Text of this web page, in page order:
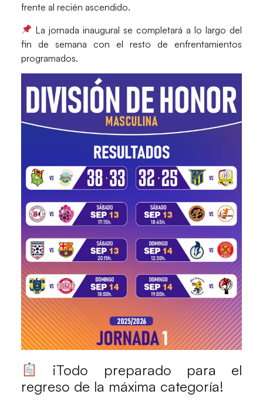
frente al recién ascendido.
La jornada inaugural se completará a lo largo del
fin de semana con el resto de enfrentamientos
programados.
¡Todo preparado para el
regreso de la máxima categoría!